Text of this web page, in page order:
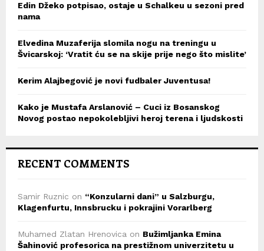
Edin Džeko potpisao, ostaje u Schalkeu u sezoni pred
nama
Elvedina Muzaferija slomila nogu na treningu u
Švicarskoj: ‘Vratit ću se na skije prije nego što mislite’
Kerim Alajbegović je novi fudbaler Juventusa!
Kako je Mustafa Arslanović – Cuci iz Bosanskog
Novog postao nepokolebljivi heroj terena i ljudskosti
RECENT COMMENTS
Samir Ruznic on “Konzularni dani” u Salzburgu,
Klagenfurtu, Innsbrucku i pokrajini Vorarlberg
Muhamed Zlatan Hrenovica on Bužimljanka Emina
Šahinović profesorica na prestižnom univerzitetu u